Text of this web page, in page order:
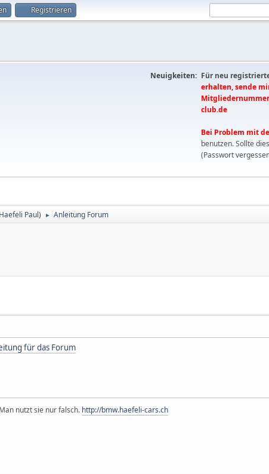
Registrieren
Neuigkeiten: Für neu
erhalten, sende
club.de
Bei Problem mit
benutzen. Sollte
(Passwort
Haefeli Paul) ► Anleitung Forum
für das Forum
nutzt sie nur falsch. http://bmw.haefeli-cars.ch